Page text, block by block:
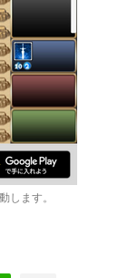
します。